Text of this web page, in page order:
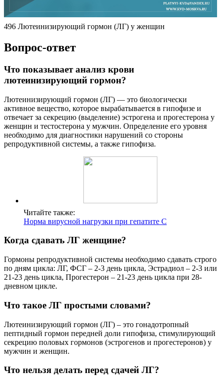
496 Лютеинизирующий гормон (ЛГ) у женщин
Вопрос-ответ
Что показывает анализ крови
лютеинизирующий гормон?
Лютеинизирующий гормон (ЛГ) — это биологически
активное вещество, которое вырабатывается в гипофизе и
отвечает за секрецию (выделение) эстрогена и прогестерона у
женщин и тестостерона у мужчин. Определение его уровня
необходимо для диагностики нарушений со стороны
репродуктивной системы, а также гипофиза.
Читайте также:
Норма вирусной нагрузки при гепатите С
Когда сдавать ЛГ женщине?
Гормоны репродуктивной системы необходимо сдавать строго
по дням цикла: ЛГ, ФСГ – 2-3 день цикла, Эстрадиол – 2-3 или
21-23 день цикла, Прогестерон – 21-23 день цикла при 28-
дневном цикле.
Что такое ЛГ простыми словами?
Лютеинизирующий гормон (ЛГ) – это гонадотропный
пептидный гормон передней доли гипофиза, стимулирующий
секрецию половых гормонов (эстрогенов и прогестеронов) у
мужчин и женщин.
Что нельзя делать перед сдачей ЛГ?